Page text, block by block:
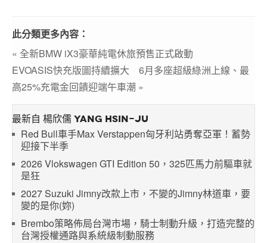
此分類更多內容：
« 全新BMW iX3豪華純電休旅預售正式啟動
EVOASIS快充版圖持續擴大 6月多座超級綠洲上線、最
高25%充電金回饋迎端午車潮 »
最新自 楊欣儒 YANG HSIN-JU
Red Bull車手Max Verstappen匈牙利站勇奪亞軍！蓄勢
迎接下半季
2026 Vlokswagen GTI Edition 50，325匹馬力前驅車就
是狂
2027 Suzuki Jimny改款上市，不變的Jimny林道車，要
變的是你(妳)
Brembo策略佈局台灣市場，騎士制動升級，打造完整的
台灣授權通路與系統級制動服務